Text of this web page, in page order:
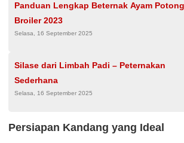
Panduan Lengkap Beternak Ayam Potong
Broiler 2023
Selasa, 16 September 2025
Silase dari Limbah Padi – Peternakan
Sederhana
Selasa, 16 September 2025
Persiapan Kandang yang Ideal